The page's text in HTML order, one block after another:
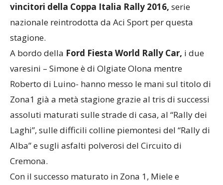
vincitori della Coppa Italia Rally 2016, serie
nazionale reintrodotta da Aci Sport per questa
stagione.
A bordo della Ford Fiesta World Rally Car, i due
varesini – Simone è di Olgiate Olona mentre
Roberto di Luino- hanno messo le mani sul titolo di
Zona1 già a metà stagione grazie al tris di successi
assoluti maturati sulle strade di casa, al “Rally dei
Laghi”, sulle difficili colline piemontesi del “Rally di
Alba” e sugli asfalti polverosi del Circuito di
Cremona.
Con il successo maturato in Zona 1, Miele e